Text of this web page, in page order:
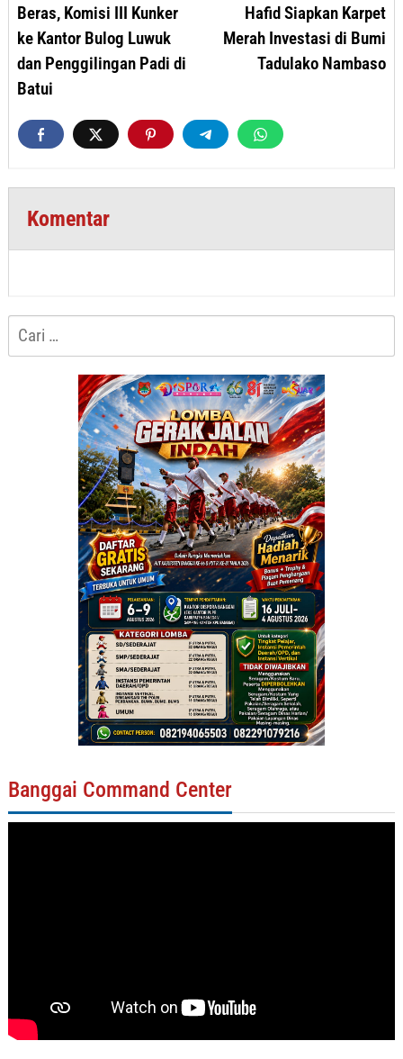
Beras, Komisi III Kunker
ke Kantor Bulog Luwuk
dan Penggilingan Padi di
Batui
Hafid Siapkan Karpet
Merah Investasi di Bumi
Tadulako Nambaso
Komentar
Cari
untuk:
Banggai Command Center